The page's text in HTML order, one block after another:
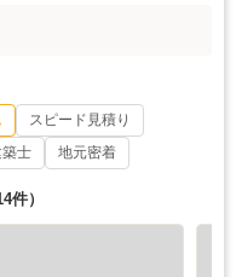
スピード見積り
士 地元密着
件）